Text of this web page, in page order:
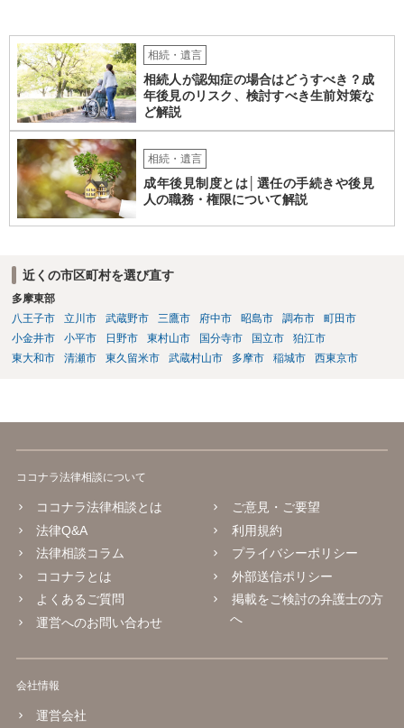
相続・遺言
相続人が認知症の場合はどうすべき？成
年後見のリスク、検討すべき生前対策な
ど解説
相続・遺言
成年後見制度とは│選任の手続きや後見
人の職務・権限について解説
近くの市区町村を選び直す
多摩東部
八王子市
立川市 武蔵野市 三鷹市 府中市 昭島市 調布市
町田市
小金井市
小平市 日野市 東村山市 国分寺市 国立市
狛江市
東大和市
清瀬市 東久留米市 武蔵村山市 多摩市 稲城市 西東京市
ココナラ法律相談について
ココナラ法律相談とは
法律Q&A
法律相談コラム
ココナラとは
よくあるご質問
運営へのお問い合わせ
ご意見・ご要望
利用規約
プライバシーポリシー
外部送信ポリシー
掲載をご検討の弁護士の方
へ
会社情報
運営会社